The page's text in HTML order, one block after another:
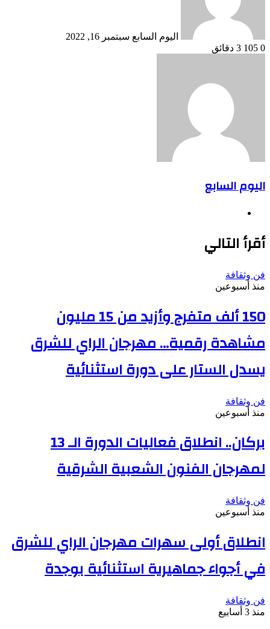
اليوم السابع سبتمبر 16, 2022
0
3 دقائق
اليوم السابع
أقرأ التالي
فن وثقافة
منذ أسبوعين
150 ألف متفرج وأزيد من 15 مليون
مشاهدة رقمية… مهرجان الراي للشرق
يسدل الستار على دورة استثنائية
فن وثقافة
منذ أسبوعين
بركان.. انطلاق فعاليات الدورة الـ 13
لمهرجان الفنون الشعبية الشرقية
فن وثقافة
منذ أسبوعين
انطلاق أولى سهرات مهرجان الراي للشرق
في أجواء جماهيرية استثنائية بوجدة
فن وثقافة
منذ 3 أسابيع